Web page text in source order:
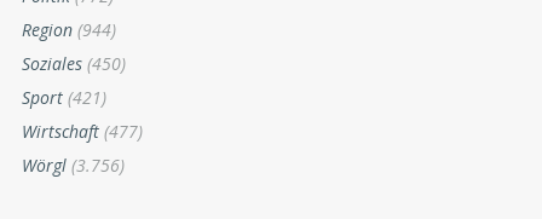
Region (944)
Soziales (450)
Sport (421)
Wirtschaft (477)
Wörgl (3.756)